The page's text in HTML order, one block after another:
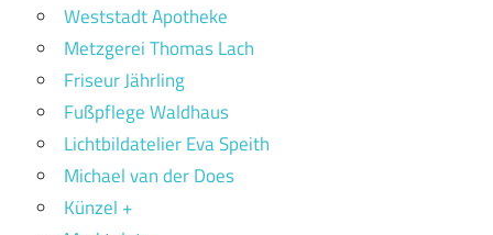
Weststadt Apotheke
Metzgerei Thomas Lach
Friseur Jährling
Fußpflege Waldhaus
Lichtbildatelier Eva Speith
Michael van der Does
Künzel +